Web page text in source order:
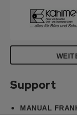
Support
MANUAL